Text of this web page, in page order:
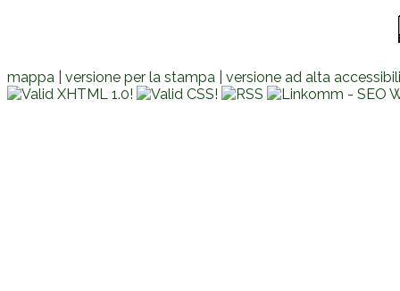
mappa versione per la stampa versione ad alta